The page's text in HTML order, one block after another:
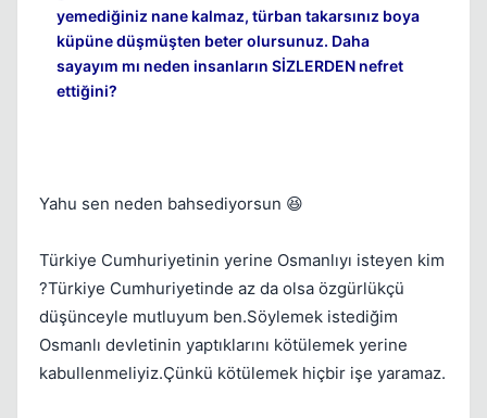
yemediğiniz nane kalmaz, türban takarsınız boya
küpüne düşmüşten beter olursunuz. Daha
sayayım mı neden insanların SİZLERDEN nefret
ettiğini?
Yahu sen neden bahsediyorsun 😆
Türkiye Cumhuriyetinin yerine Osmanlıyı isteyen kim
?Türkiye Cumhuriyetinde az da olsa özgürlükçü
düşünceyle mutluyum ben.Söylemek istediğim
Osmanlı devletinin yaptıklarını kötülemek yerine
kabullenmeliyiz.Çünkü kötülemek hiçbir işe yaramaz.